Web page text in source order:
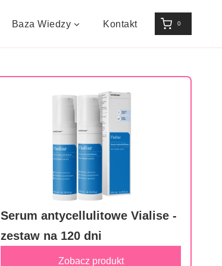
Baza Wiedzy Kontakt 0
Serum antycellulitowe Vialise -
zestaw na 120 dni
Zobacz produkt